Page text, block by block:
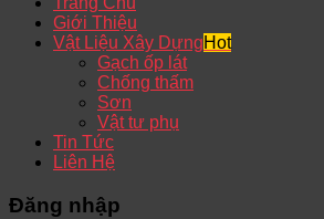
Giới Thiệu
Vật Liệu Xây Dựng
Gạch ốp lát
Chống thấm
Sơn
Vật tư phụ
Tin Tức
Liên Hệ
Đăng nhập